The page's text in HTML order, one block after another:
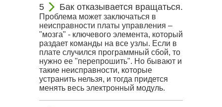
Бак отказывается вращаться.
Проблема может заключаться в
неисправности платы управления –
"мозга" - ключевого элемента, который
раздает команды на все узлы. Если в
плате случился программный сбой, то
нужно ее "перепрошить". Но бывают и
такие неисправности, которые
устранить нельзя, и тогда придется
менять весь электронный модуль.